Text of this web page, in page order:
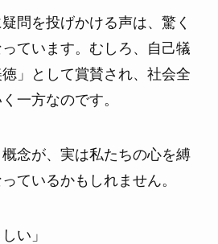
問を投げかける声は、驚く
ています。むしろ、自己犠
」として賞賛され、社会全
一方なのです。
念が、実は私たちの心を縛
ているかもしれません。
い」